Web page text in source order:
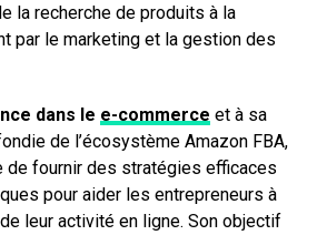
la recherche de produits à la
par le marketing et la gestion des
dans le e-commerce et à sa
de l’écosystème Amazon FBA,
de fournir des stratégies efficaces
pour aider les entrepreneurs à
leur activité en ligne. Son objectif